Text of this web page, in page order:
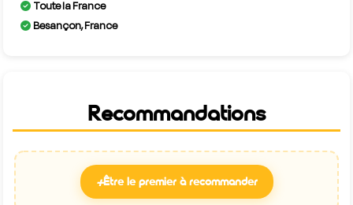
Toute la France
Besançon, France
Recommandations
+Être le premier à recommander